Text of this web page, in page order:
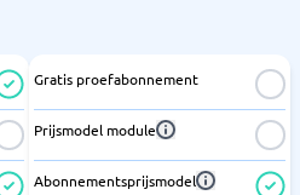
Gratis proefabonnement
Prijsmodel module
Abonnementsprijsmodel